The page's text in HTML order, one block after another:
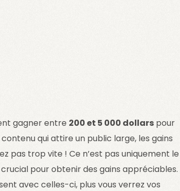
gagner entre 200 et 5 000 dollarspour
qui attire un public large, les gains
pas trop vite ! Ce n’est pas uniquement le
pour obtenir des gains appréciables.
avec celles-ci, plus vous verrez vos